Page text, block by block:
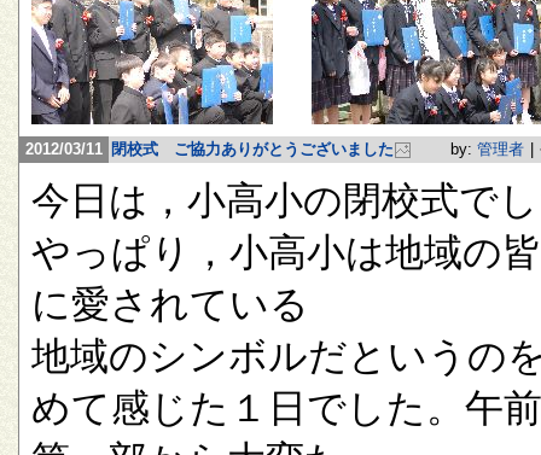
2012/03/11 閉校式 ご協力ありがとうございました by: 管理者
今日は，小高小の閉校式で
やっぱり，小高小は地域の
に愛されている
地域のシンボルだというの
めて感じた１日でした。午